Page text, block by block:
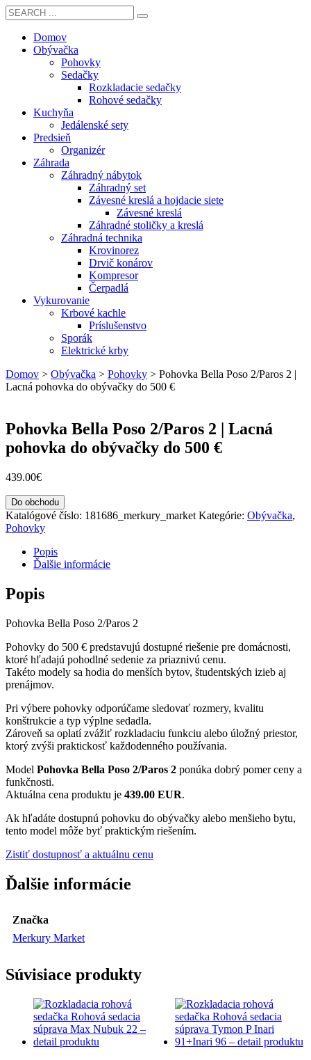
Domov
Obývačka
Pohovky
Sedačky
Rozkladacie sedačky
Rohové sedačky
Kuchyňa
Jedálenské sety
Predsieň
Organizér
Záhrada
Záhradný nábytok
Záhradný set
Závesné kreslá a hojdacie siete
Závesné kreslá
Záhradné stoličky a kreslá
Záhradná technika
Krovinorez
Drvič konárov
Kompresor
Čerpadlá
Vykurovanie
Krbové kachle
Príslušenstvo
Sporák
Elektrické krby
Domov > Obývačka > Pohovky > Pohovka Bella Poso 2/Paros 2 |
Lacná pohovka do obývačky do 500 €
Pohovka Bella Poso 2/Paros 2 | Lacná
pohovka do obývačky do 500 €
439.00€
Do obchodu
Katalógové číslo: 181686_merkury_market Kategórie: Obývačka,
Pohovky
Popis
Ďalšie informácie
Popis
Pohovka Bella Poso 2/Paros 2
Pohovky do 500 € predstavujú dostupné riešenie pre domácnosti,
ktoré hľadajú pohodlné sedenie za priaznivú cenu.
Takéto modely sa hodia do menších bytov, študentských izieb aj
prenájmov.
Pri výbere pohovky odporúčame sledovať rozmery, kvalitu
konštrukcie a typ výplne sedadla.
Zároveň sa oplatí zvážiť rozkladaciu funkciu alebo úložný priestor,
ktorý zvýši praktickosť každodenného používania.
Model Pohovka Bella Poso 2/Paros 2 ponúka dobrý pomer ceny a
funkčnosti.
Aktuálna cena produktu je 439.00 EUR.
Ak hľadáte dostupnú pohovku do obývačky alebo menšieho bytu,
tento model môže byť praktickým riešením.
Zistiť dostupnosť a aktuálnu cenu
Ďalšie informácie
Značka
Merkury Market
Súvisiace produkty